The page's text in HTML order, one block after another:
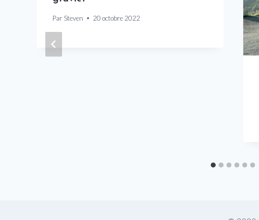
Par Steven 20 octobre 2022